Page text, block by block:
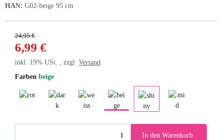
HAN: G02-beige 95 cm
24,95 €
6,99 €
inkl. 19% USt. , zzgl. Versand
Farben beige
In den Warenkorb